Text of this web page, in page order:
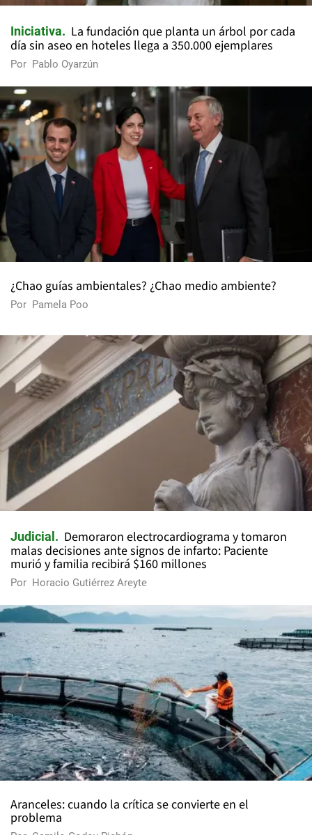
Iniciativa
La fundación que planta un árbol por cada
día sin aseo en hoteles llega a 350.000 ejemplares
Por Pablo Oyarzún
¿Chao guías ambientales? ¿Chao medio ambiente?
Por Pamela Poo
Judicial
Demoraron electrocardiograma y tomaron
malas decisiones ante signos de infarto: Paciente
murió y familia recibirá $160 millones
Por Horacio Gutiérrez Areyte
Aranceles: cuando la crítica se convierte en el
problema